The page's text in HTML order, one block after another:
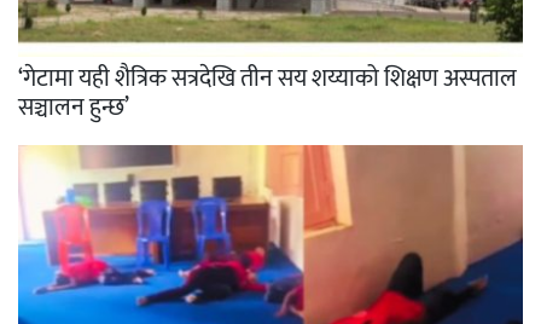
‘गेटामा यही शैत्रिक सत्रदेखि तीन सय शय्याको शिक्षण अस्पताल
सञ्चालन हुन्छ’